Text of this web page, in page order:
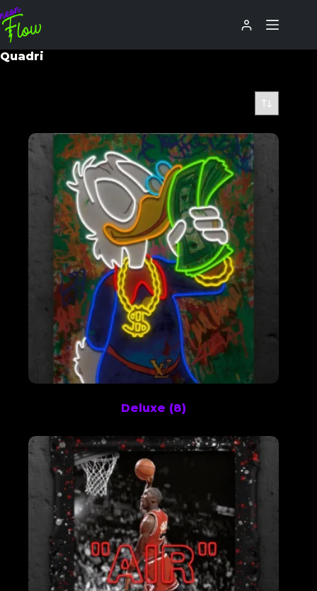
Quadri
Deluxe (8)